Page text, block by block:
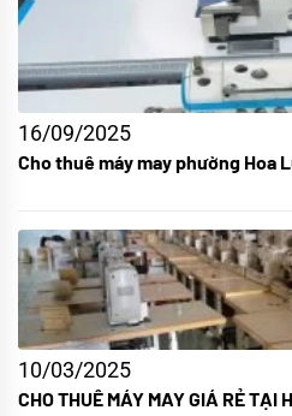
16/09/2025
Cho thuê máy may phường Hoa
10/03/2025
CHO THUÊ MÁY MAY GIÁ RẺ TẠI